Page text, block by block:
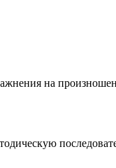
на